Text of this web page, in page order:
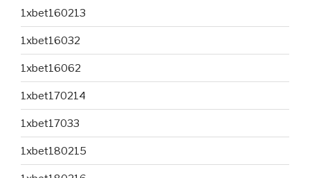
1xbet160213
1xbet16032
1xbet16062
1xbet170214
1xbet17033
1xbet180215